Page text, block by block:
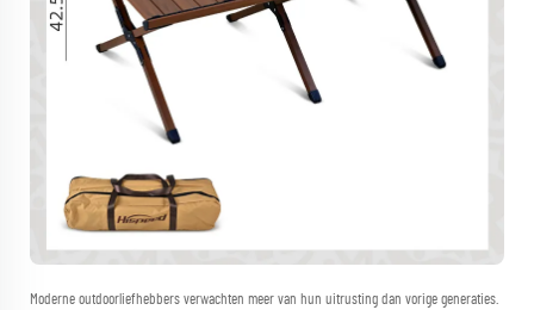
Moderne outdoorliefhebbers verwachten meer van hun uitrusting dan vorige generaties.